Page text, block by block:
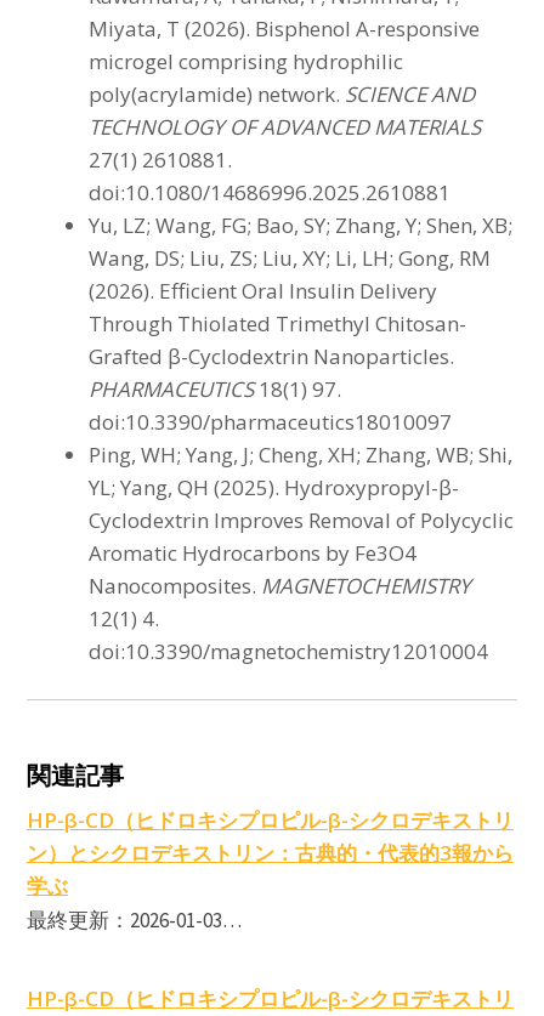
Miyata, T (2026). Bisphenol A-responsive
microgel comprising hydrophilic
poly(acrylamide) network. SCIENCE AND
TECHNOLOGY OF ADVANCED MATERIALS
27(1) 2610881.
doi:10.1080/14686996.2025.2610881
Yu, LZ; Wang, FG; Bao, SY; Zhang, Y; Shen, XB;
Wang, DS; Liu, ZS; Liu, XY; Li, LH; Gong, RM
(2026). Efficient Oral Insulin Delivery
Through Thiolated Trimethyl Chitosan-
Grafted β-Cyclodextrin Nanoparticles.
PHARMACEUTICS18(1) 97.
doi:10.3390/pharmaceutics18010097
Ping, WH; Yang, J; Cheng, XH; Zhang, WB; Shi,
YL; Yang, QH (2025). Hydroxypropyl-β-
Cyclodextrin Improves Removal of Polycyclic
Aromatic Hydrocarbons by Fe3O4
Nanocomposites. MAGNETOCHEMISTRY
12(1) 4.
doi:10.3390/magnetochemistry12010004
関連記事
HP-β-CD（ヒドロキシプロピル-β-シクロデキストリ
ン）とシクロデキストリン：古典的・代表的3報から
学ぶ
最終更新：2026-01-03…
HP-β-CD（ヒドロキシプロピル-β-シクロデキストリ